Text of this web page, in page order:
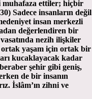
ettiler; hiçbir
Sadece insanların değil
insan merkezli
değerlendiren bir
nezih ilişkiler
ortak yaşam için ortak bir
kucaklayacak kadar
şehir gibi geniş,
de bir insanın
İslâm’ın zihni ve